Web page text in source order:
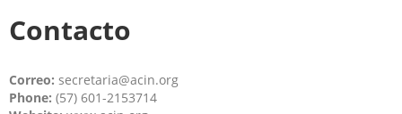
Contacto
Correo: secretaria@acin.org
Phone: (57) 601-2153714